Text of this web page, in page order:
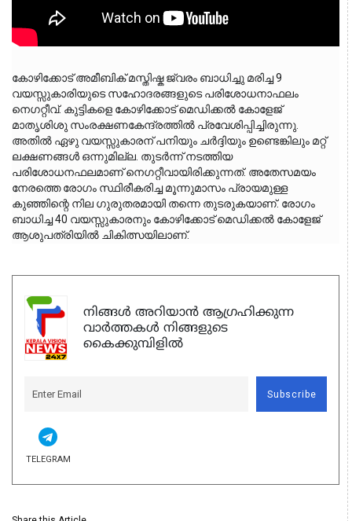
കോഴിക്കോട് അമീബിക് മസ്തിഷ്ക ജ്വരം ബാധിച്ചു മരിച്ച 9
വയസ്സുകാരിയുടെ സഹോദരങ്ങളുടെ പരിശോധനാഫലം
നെഗറ്റീവ്. കുട്ടികളെ കോഴിക്കോട് മെഡിക്കൽ കോളേജ്
മാതൃശിശു സംരക്ഷണകേന്ദ്രത്തിൽ പ്രവേശിപ്പിച്ചിരുന്നു.
അതിൽ ഏഴു വയസ്സുകാരന് പനിയും ചർദ്ദിയും ഉണ്ടെങ്കിലും മറ്റ്
ലക്ഷണങ്ങൾ ഒന്നുമില്ല. തുടർന്ന് നടത്തിയ
പരിശോധനഫലമാണ് നെഗറ്റീവായിരിക്കുന്നത്. അതേസമയം
നേരത്തെ രോഗം സ്ഥിരീകരിച്ച മൂന്നുമാസം പ്രായമുള്ള
കുഞ്ഞിന്റെ നില ഗുരുതരമായി തന്നെ തുടരുകയാണ്. രോഗം
ബാധിച്ച 40 വയസ്സുകാരനും കോഴിക്കോട് മെഡിക്കൽ കോളേജ്
ആശുപത്രിയിൽ ചികിത്സയിലാണ്.
നിങ്ങൾ അറിയാൻ ആഗ്രഹിക്കുന്ന
വാർത്തകൾ നിങ്ങളുടെ
കൈക്കുമ്പിളിൽ
Subscribe
TELEGRAM